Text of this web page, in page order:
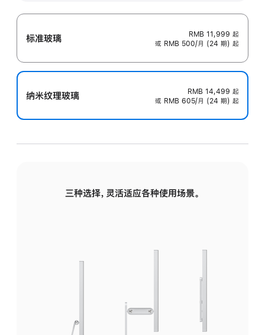
标准玻璃 RMB 11,999 起
或 RMB 500/月 (24 期) 起
纳米纹理玻璃 RMB 14,499 起
或 RMB 605/月 (24 期) 起
三种选择，灵活适应各种使用场景。